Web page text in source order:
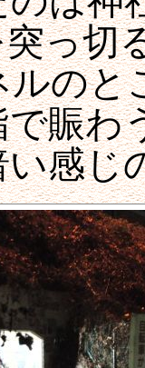
っ切
のと
賑わ
感じ